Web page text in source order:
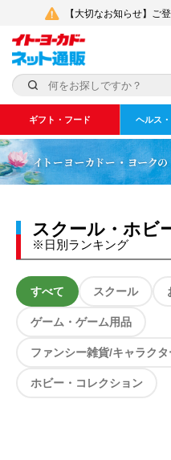
【大切なお知らせ】ご
ギフト・フード ヘルス
スクール・ホビ
※日別ランキング
すべて スクール
ゲーム・ゲーム用品
ファンシー雑貨/キャラク
ホビー・コレクション